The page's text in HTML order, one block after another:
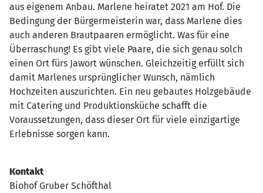
aus eigenem Anbau. Marlene heiratet 2021 am Hof. Die
Bedingung der Bürgermeisterin war, dass Marlene dies
auch anderen Brautpaaren ermöglicht. Was für eine
Überraschung! Es gibt viele Paare, die sich genau solch
einen Ort fürs Jawort wünschen. Gleichzeitig erfüllt sich
damit Marlenes ursprünglicher Wunsch, nämlich
Hochzeiten auszurichten. Ein neu gebautes Holzgebäude
mit Catering und Produktionsküche schafft die
Voraussetzungen, dass dieser Ort für viele einzigartige
Erlebnisse sorgen kann.
Kontakt
Biohof Gruber Schöfthal